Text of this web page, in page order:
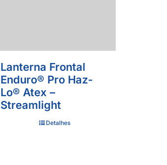
Lanterna Frontal
Enduro® Pro Haz-
Lo® Atex –
Streamlight
Detalhes